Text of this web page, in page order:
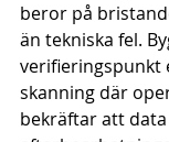
beror på
än tekniska fel.
verifieringspunkt
skanning där
bekräftar att